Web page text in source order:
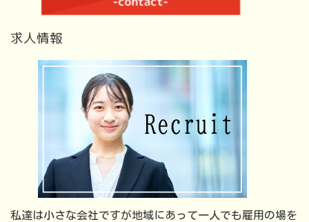
求人情報
私達は小さな会社ですが地域にあって一人でも雇用の場を